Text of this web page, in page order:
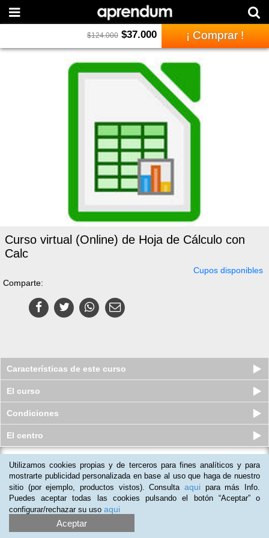
$124.000 $37.000 ¡ Comprar !
Curso virtual (Online) de Hoja de Cálculo con
Calc
Cupos disponibles
Comparte:
Características de este curso
El curso
Condiciones
El centro
Curso virtual (Online) de Excel 2019
Avanzado
Cupos disponibles
$379.000 $299.000
Utilizamos cookies propias y de terceros para fines analíticos y para
mostrarte publicidad personalizada en base al uso que haga de nuestro
sitio (por ejemplo, productos vistos). Consulta aqui para más Info.
Puedes aceptar todas las cookies pulsando el botón “Aceptar” o
configurar/rechazar su uso aqui
Aceptar